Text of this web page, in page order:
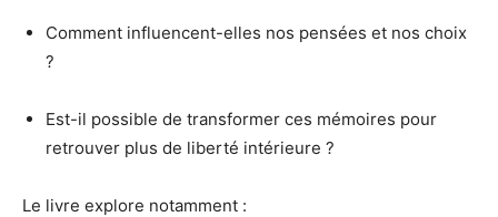
Comment influencent-elles nos pensées et nos choix
?
Est-il possible de transformer ces mémoires pour
retrouver plus de liberté intérieure ?
Le livre explore notamment :